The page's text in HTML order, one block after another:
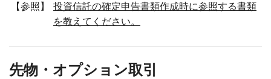
【参照】
投資信託の確定申告書類作成時に参照する書類
を教えてください。
先物・オプション取引